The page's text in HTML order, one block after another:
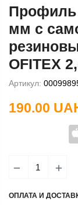
Профиль
мм с
OFITEX
Артикул:
190.00
ОПЛАТА И